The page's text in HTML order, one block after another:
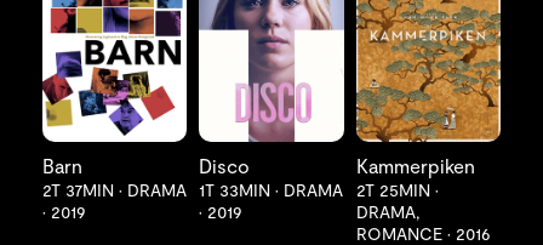
LES MER
Barn
2T 37MIN • DRAMA
• 2019
LES MER
Disco
1T 33MIN• DRAMA
• 2019
LES MER
Kammerpiken
2T 25MIN •
DRAMA,
ROMANCE • 2016